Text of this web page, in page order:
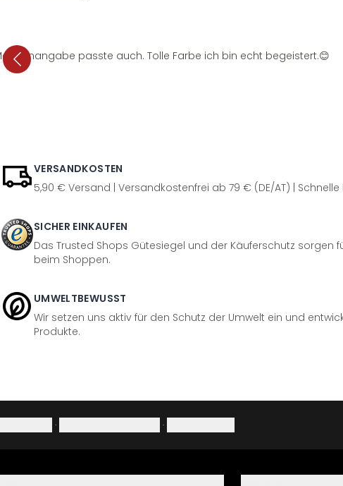
passte auch. Tolle Farbe ich bin echt begeistert.😊
VERSANDKOSTEN
5,90 € Versand | Versandkostenfrei ab 79 € (DE/AT) | Schnelle
SICHER EINKAUFEN
Das Trusted Shops Gütesiegel und der Käuferschutz sorgen
beim Shoppen.
UMWELTBEWUSST
Wir setzen uns aktiv für den Schutz der Umwelt ein und
Produkte.
· ·